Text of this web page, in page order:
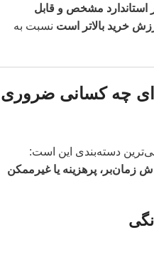
استاندارد مشخص و قابل
خرید بالاتر است نسبت به
چه کسانی ضروری
دسته‌بندی این است:
زمان‌بر، پرهزینه یا غیرممکن